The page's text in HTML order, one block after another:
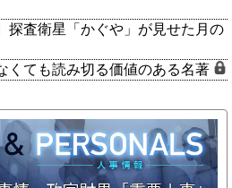
探査衛星「かぐや」が見せた月の
くても読み切る価値のある名著